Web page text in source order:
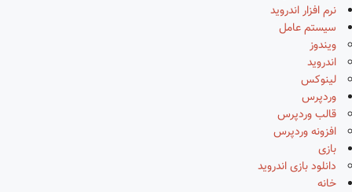
نرم افزار اندروید
سیستم عامل
ویندوز
اندروید
لینوکس
وردپرس
قالب وردپرس
افزونه وردپرس
بازی
دانلود بازی اندروید
خانه